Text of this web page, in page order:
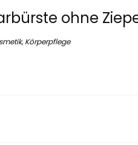
ohne
Körperpflege